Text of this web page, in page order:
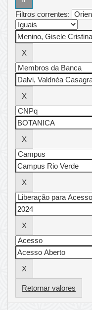
Filtros correntes:
Retornar valores